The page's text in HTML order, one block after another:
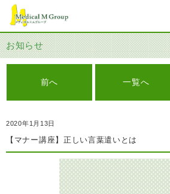
お知らせ
前へ 一覧へ
2020年1月13日
【マナー講座】正しい言葉遣いとは